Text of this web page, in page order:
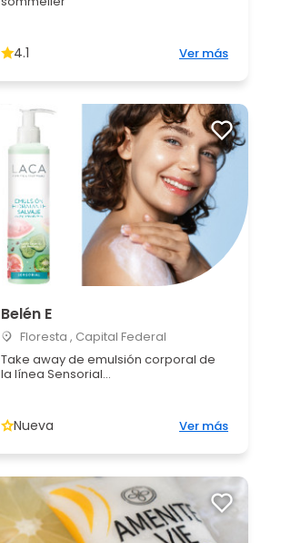
4.1 Ver más
Belén E
Floresta , Capital Federal
Take away de emulsión corporal de
la línea Sensorial...
Nueva Ver más